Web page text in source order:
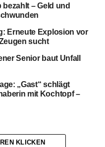
bezahlt – Geld und
Erneute Explosion vor
sucht
Senior baut Unfall
„Gast“ schlägt
mit Kochtopf –
KLICKEN